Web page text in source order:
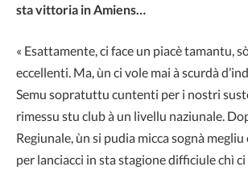
sta vittoria in Amiens…
« Esattamente, ci face un piacè tamantu,
eccellenti. Ma, ùn ci vole mai à scurdà
Semu sopratuttu cuntenti per i nostri
rimessu stu club à un livellu naziunale.
Regiunale, ùn si pudia micca sognà
per lanciacci in sta stagione difficiule chì